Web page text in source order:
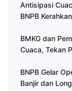
Antisipasi
BNPB
BMKG dan
Cuaca, Tekan
BNPB Gelar
Banjir dan